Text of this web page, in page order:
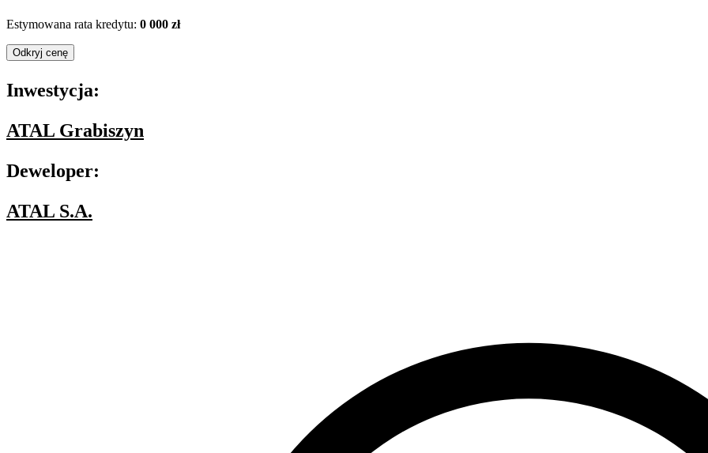
Estymowana rata kredytu: 0 000 zł
Odkryj cenę
Inwestycja:
ATAL Grabiszyn
Deweloper:
ATAL S.A.